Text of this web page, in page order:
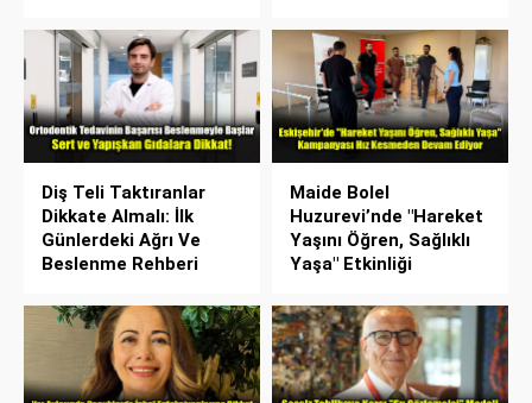
Diş Teli Taktıranlar
Dikkate Almalı: İlk
Günlerdeki Ağrı Ve
Beslenme Rehberi
Maide Bolel
Huzurevi’nde "Hareket
Yaşını Öğren, Sağlıklı
Yaşa" Etkinliği